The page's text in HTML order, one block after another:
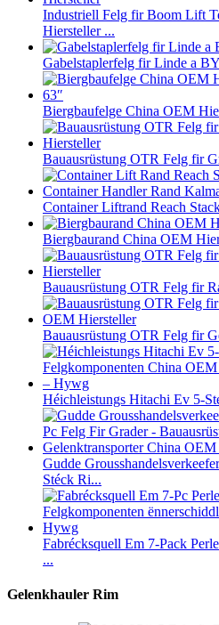
Industriell Felg fir Boom Lift
Hiersteller ...
Gabelstaplerfelg fir Linde a
Biergbaufelge China OEM
Bauausrüstung OTR Felg fir
Container Liftrand Reach
Biergbaurand China OEM
Bauausrüstung OTR Felg fir
Bauausrüstung OTR Felg fir
Héichleistungs Hitachi Ev 5-
Gudde
Stéck Ri...
Fabrécksquell Em 7-Pack
...
Gelenkhauler Rim